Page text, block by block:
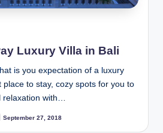
Luxury Villa in Bali
is you expectation of a luxury
place to stay, cozy spots for you to
with…
September 27, 2018